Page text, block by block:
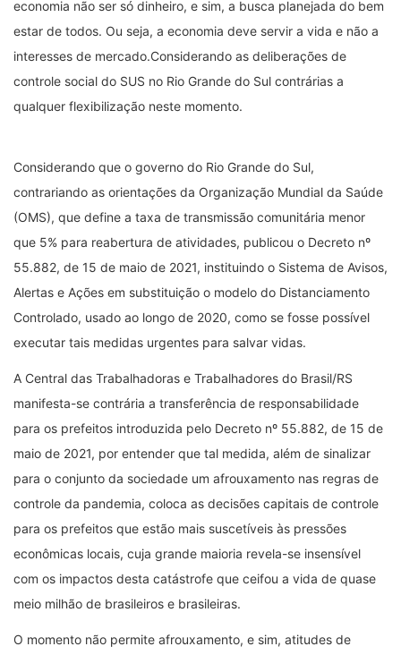
economia não ser só dinheiro, e sim, a busca planejada do bem
estar de todos. Ou seja, a economia deve servir a vida e não a
interesses de mercado.Considerando as deliberações de
controle social do SUS no Rio Grande do Sul contrárias a
qualquer flexibilização neste momento.
Considerando que o governo do Rio Grande do Sul,
contrariando as orientações da Organização Mundial da Saúde
(OMS), que define a taxa de transmissão comunitária menor
que 5% para reabertura de atividades, publicou o Decreto nº
55.882, de 15 de maio de 2021, instituindo o Sistema de Avisos,
Alertas e Ações em substituição o modelo do Distanciamento
Controlado, usado ao longo de 2020, como se fosse possível
executar tais medidas urgentes para salvar vidas.
A Central das Trabalhadoras e Trabalhadores do Brasil/RS
manifesta-se contrária a transferência de responsabilidade
para os prefeitos introduzida pelo Decreto nº 55.882, de 15 de
maio de 2021, por entender que tal medida, além de sinalizar
para o conjunto da sociedade um afrouxamento nas regras de
controle da pandemia, coloca as decisões capitais de controle
para os prefeitos que estão mais suscetíveis às pressões
econômicas locais, cuja grande maioria revela-se insensível
com os impactos desta catástrofe que ceifou a vida de quase
meio milhão de brasileiros e brasileiras.
O momento não permite afrouxamento, e sim, atitudes de